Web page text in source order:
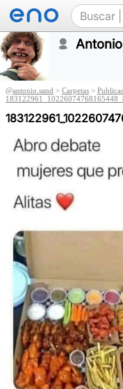
@antonio.sand > Carpetas >